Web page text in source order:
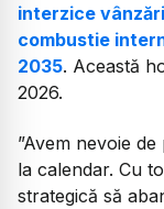
interzice
combustie
2035. Această
2026.
”Avem nevoie
la calendar. Cu
strategică să